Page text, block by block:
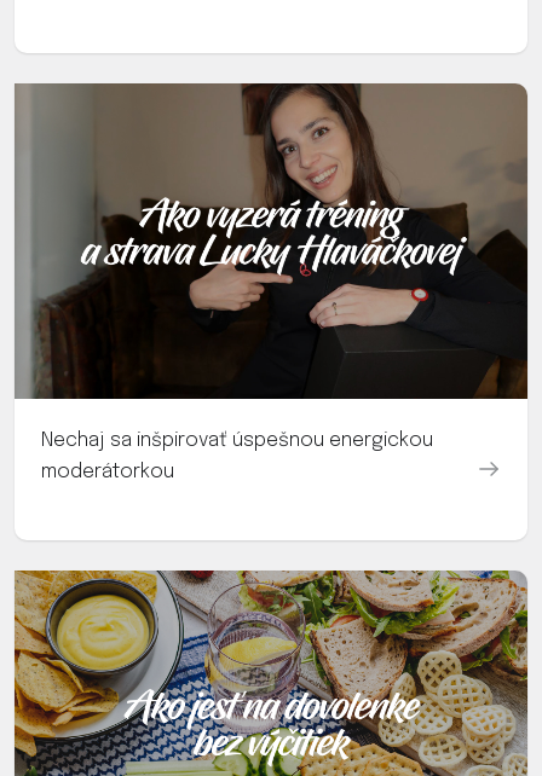
Nechaj sa inšpirovať úspešnou energickou
moderátorkou